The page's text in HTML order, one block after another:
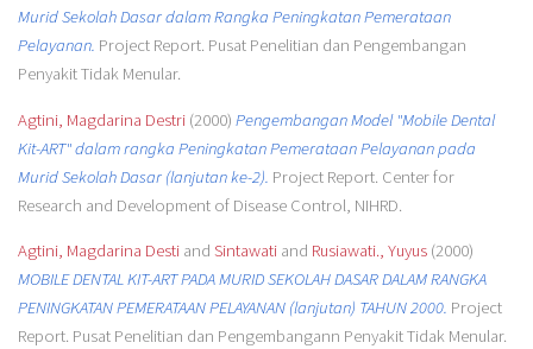
Murid Sekolah Dasar dalam Rangka Peningkatan Pemerataan
Pelayanan. Project Report. Pusat Penelitian dan Pengembangan
Penyakit Tidak Menular.
Agtini, Magdarina Destri(2000) Pengembangan Model "Mobile Dental
Kit-ART" dalam rangka Peningkatan Pemerataan Pelayanan pada
Murid Sekolah Dasar (lanjutan ke-2). Project Report. Center for
Research and Development of Disease Control, NIHRD.
Agtini, Magdarina Destiand Sintawatiand Rusiawati., Yuyus(2000)
MOBILE DENTAL KIT-ART PADA MURID SEKOLAH DASAR DALAM RANGKA
PENINGKATAN PEMERATAAN PELAYANAN (lanjutan) TAHUN 2000. Project
Report. Pusat Penelitian dan Pengembangann Penyakit Tidak Menular.